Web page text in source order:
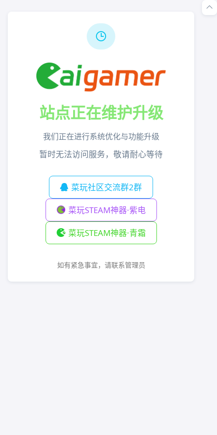
站点正在维护升级
我们正在进行系统优化与功能升级
暂时无法访问服务，敬请耐心等待
菜玩社区交流群2群
菜玩STEAM神器·紫电
菜玩STEAM神器·青霜
如有紧急事宜，请联系管理员